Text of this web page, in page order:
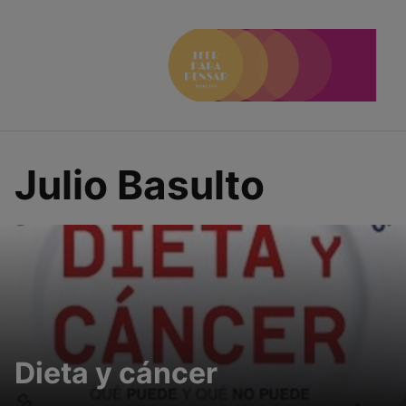
Julio Basulto
Dieta y cáncer